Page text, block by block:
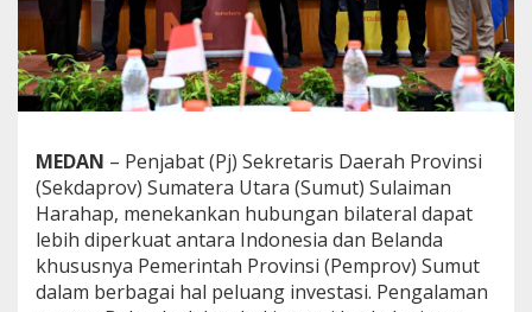
o
n
s
u
l
e
h
o
r
m
a
t
MEDAN – Penjabat (Pj) Sekretaris Daerah Provinsi
(Sekdaprov) Sumatera Utara (Sumut) Sulaiman
Harahap, menekankan hubungan bilateral dapat
lebih diperkuat antara Indonesia dan Belanda
khususnya Pemerintah Provinsi (Pemprov) Sumut
dalam berbagai hal peluang investasi. Pengalaman